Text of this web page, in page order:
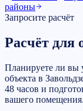
районы
Запросите расчёт
Расчёт для
Планируете ли вы
объекта в
48 часов и
вашего помещения.